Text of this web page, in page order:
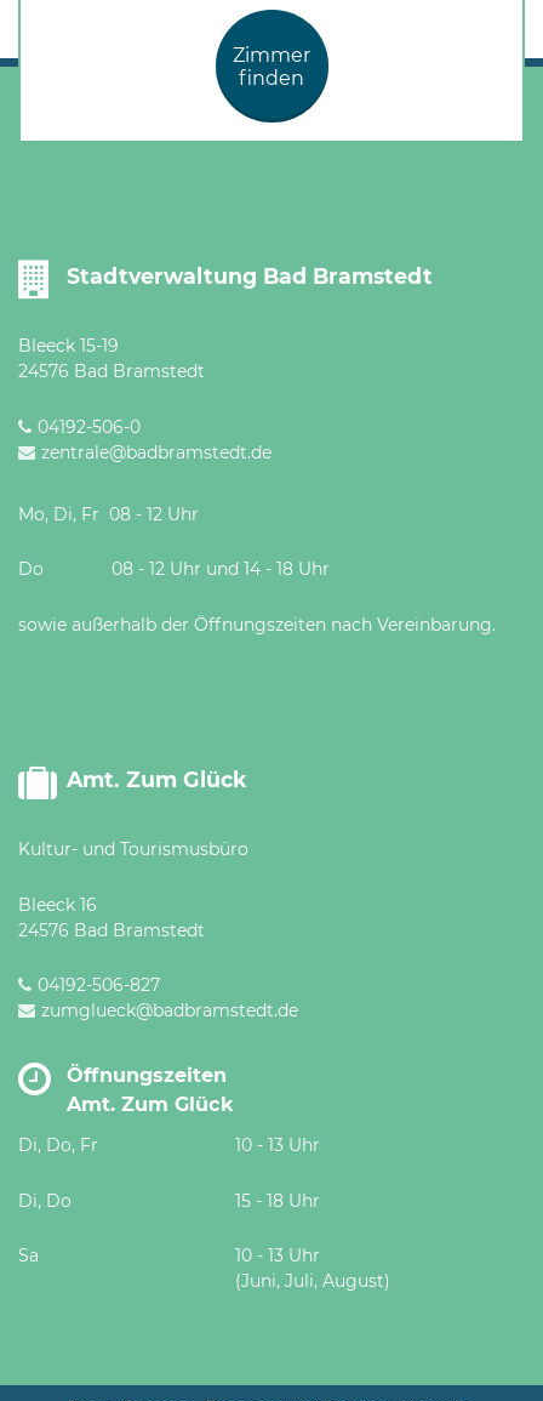
Zimmer
finden
Stadtverwaltung Bad Bramstedt
Bleeck 15-19
24576 Bad Bramstedt
04192-506-0
zentrale@badbramstedt.de
Mo, Di, Fr 08 - 12 Uhr
Do 08 - 12 Uhr und 14 - 18 Uhr
sowie außerhalb der Öffnungszeiten nach Vereinbarung.
Amt. Zum Glück
Kultur- und Tourismusbüro
Bleeck 16
24576 Bad Bramstedt
04192-506-827
zumglueck@badbramstedt.de
Öffnungszeiten
Amt. Zum Glück
Di, Do, Fr 10 - 13 Uhr
Di, Do 15 - 18 Uhr
Sa
10 - 13 Uhr
(Juni, Juli, August)